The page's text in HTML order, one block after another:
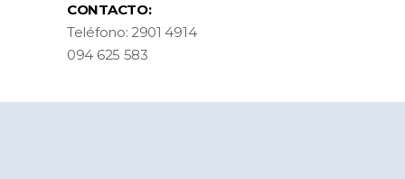
CONTACTO:
Teléfono: 2901 4914
094 625 583